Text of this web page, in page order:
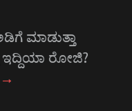
ಮಾಡುತ್ತಾ
ಇದ್ದಿಯಾ ರೋಜಿ?
→